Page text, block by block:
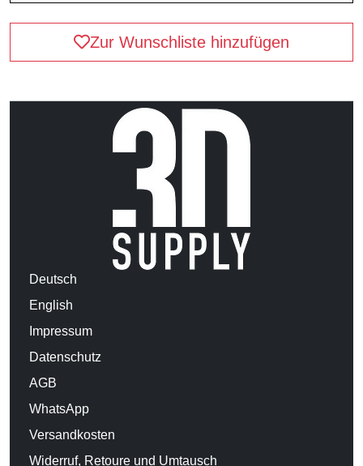
Zur Wunschliste hinzufügen
Deutsch
English
Impressum
Datenschutz
AGB
WhatsApp
Versandkosten
Widerruf, Retoure und Umtausch